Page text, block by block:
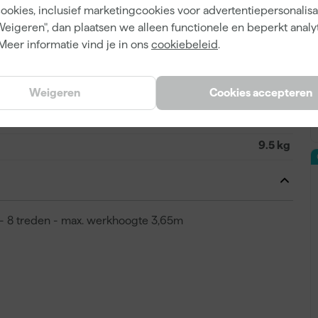
inclusief marketingcookies voor
dan plaatsen we alleen functionele en beperkt
informatie vind je in ons cookiebeleid.
Cookies accepteren
Weigeren
221348
9.5 kg
8 treden - max. werkhoogte 3,65m